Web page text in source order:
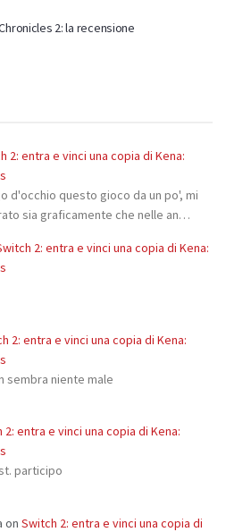
2: la recensione
2: entra e vinci una copia di Kena:
d'occhio questo gioco da un po', mi
sia graficamente che nelle an…
2: entra e vinci una copia di Kena:
2: entra e vinci una copia di Kena:
sembra niente male
2: entra e vinci una copia di Kena:
participo
on Switch 2: entra e vinci una copia di